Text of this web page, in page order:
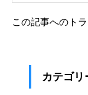
この記事へのト
カテゴリ